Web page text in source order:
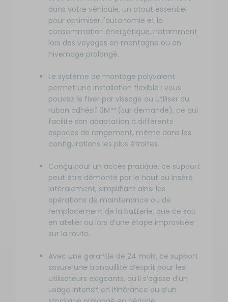
dans votre véhicule, un atout essentiel
pour optimiser l'autonomie et la
consommation énergétique, notamment
lors des voyages en montagne ou en
hivernage prolongé.
Le système de montage polyvalent
permet une installation flexible : vous
pouvez le fixer par vissage ou utiliser du
ruban adhésif 3M™ (sur demande), ce qui
facilite son adaptation à différents
espaces de rangement, même dans les
configurations les plus étroites.
Conçu pour un accès pratique, ce support
peut être démonté par le haut ou inséré
latéralement, simplifiant ainsi les
opérations de maintenance ou de
remplacement de la batterie, que ce soit
en atelier ou lors d’une étape improvisée
sur la route.
Avec une garantie de 24 mois, ce support
assure une tranquillité d’esprit pour les
utilisateurs exigeants, qu’il s’agisse d’un
usage intensif en itinérance ou d’un